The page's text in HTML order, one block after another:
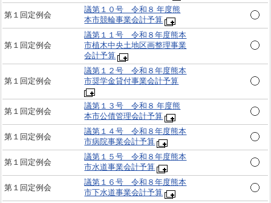
第１回定例会
議第１０号 令和８ 年度熊
本市競輪事業会計予算
第１回定例会
議第１１号 令和８年度熊本
市植木中央土地区画整理事業
会計予算
第１回定例会
議第１２号 令和８年度熊本
市奨学金貸付事業会計予算
第１回定例会
議第１３号 令和８ 年度熊
本市公債管理会計予算
第１回定例会
議第１４号 令和８年度熊本
市病院事業会計予算
第１回定例会
議第１５号 令和８年度熊本
市水道事業会計予算
第１回定例会
議第１６号 令和８年度熊本
市下水道事業会計予算